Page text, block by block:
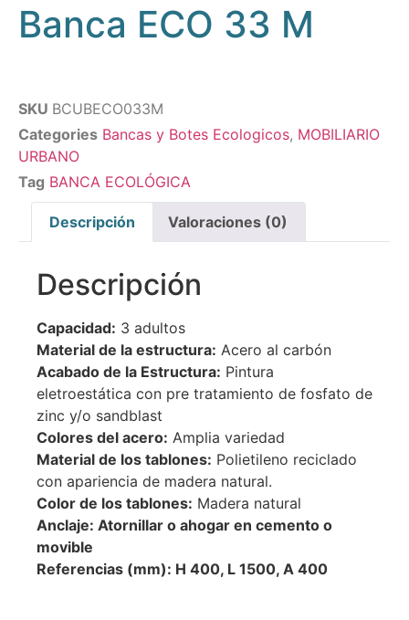
Banca ECO 33 M
SKU BCUBECO033M
Categories Bancas y Botes Ecologicos, MOBILIARIO
URBANO
Tag BANCA ECOLÓGICA
Descripción Valoraciones (0)
Descripción
Capacidad: 3 adultos
Material de la estructura: Acero al carbón
Acabado de la Estructura: Pintura
eletroestática con pre tratamiento de fosfato de
zinc y/o sandblast
Colores del acero: Amplia variedad
Material de los tablones: Polietileno reciclado
con apariencia de madera natural.
Color de los tablones: Madera natural
Anclaje: Atornillar o ahogar en cemento o
movible
Referencias (mm): H 400, L 1500, A 400